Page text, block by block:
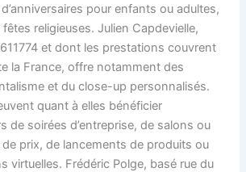
pour enfants ou adultes,
religieuses. Julien Capdevielle,
et dont les prestations couvrent
la France, offre notamment des
et du close-up personnalisés.
quant à elles bénéficier
de soirées d’entreprise, de salons ou
prix, de lancements de produits ou
virtuelles. Frédéric Polge, basé rue du